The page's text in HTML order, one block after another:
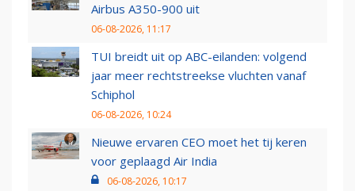
Airbus A350-900 uit
06-08-2026, 11:17
TUI breidt uit op ABC-eilanden: volgend
jaar meer rechtstreekse vluchten vanaf
Schiphol
06-08-2026, 10:24
Nieuwe ervaren CEO moet het tij keren
voor geplaagd Air India
06-08-2026, 10:17